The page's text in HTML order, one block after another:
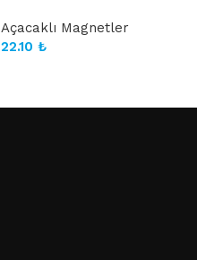
Açacaklı Magnetler
22.10 ₺